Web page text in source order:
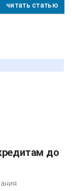
читать статью